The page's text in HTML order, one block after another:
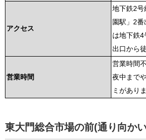
アクセス
地下鉄2号
園駅」2
は地下鉄4
出口から
営業時間
営業時間
夜中まで
ミがあり
東大門総合市場の前(通り向か